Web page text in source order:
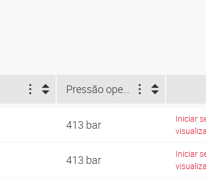
Pressão operacional (bar)
413 bar
Iniciar
413 bar
Iniciar